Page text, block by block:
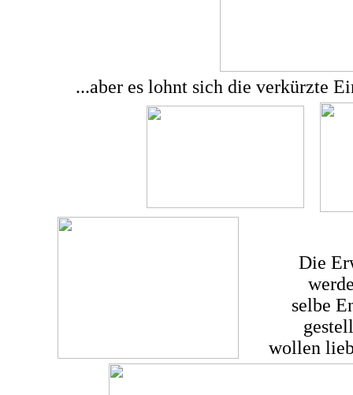
...aber es lohnt sich die verkürzte
Die
selbe
wollen